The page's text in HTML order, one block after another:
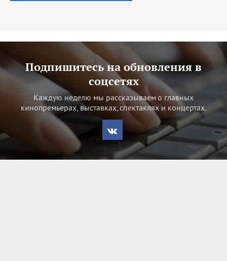
Подпишитесь на обновления в
соцсетях
Каждую неделю мы рассказываем о главных
кинопремьерах, выставках, спектаклях и концертах.